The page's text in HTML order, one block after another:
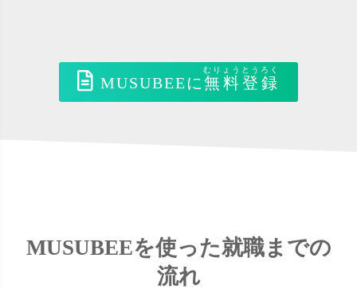
MUSUBEEに無料登録
むりょうとうろく
MUSUBEEを使った就職までの
流れ